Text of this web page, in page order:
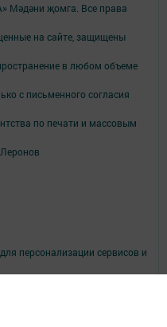
Мәдәни җомга. Все права
на сайте, защищены
в любом объеме
с письменного согласия
по печати и массовым
для персонализации сервисов и